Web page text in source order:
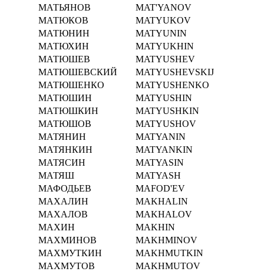
МАТЬЯНОВ
MAT'YANOV
МАТЮКОВ
MATYUKOV
МАТЮНИН
MATYUNIN
МАТЮХИН
MATYUKHIN
МАТЮШЕВ
MATYUSHEV
МАТЮШЕВСКИЙ
MATYUSHEVSKIJ
МАТЮШЕНКО
MATYUSHENKO
МАТЮШИН
MATYUSHIN
МАТЮШКИН
MATYUSHKIN
МАТЮШОВ
MATYUSHOV
МАТЯНИН
MATYANIN
МАТЯНКИН
MATYANKIN
МАТЯСИН
MATYASIN
МАТЯШ
MATYASH
МАФОДЬЕВ
MAFOD'EV
МАХАЛИН
MAKHALIN
МАХАЛОВ
MAKHALOV
МАХИН
MAKHIN
МАХМИНОВ
MAKHMINOV
МАХМУТКИН
MAKHMUTKIN
МАХМУТОВ
MAKHMUTOV